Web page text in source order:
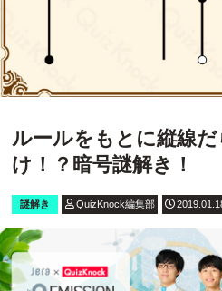
ルールをもとに縦線
け！？暗号謎解き！
謎解き QuizKnock編集部